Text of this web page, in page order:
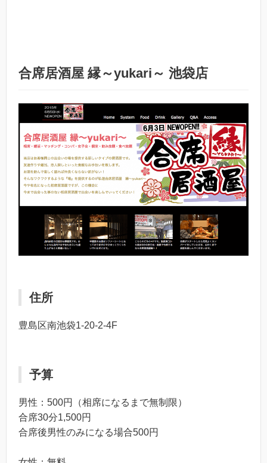
合席居酒屋 縁～yukari～ 池袋店
住所
豊島区南池袋1-20-2-4F
予算
男性：500円（相席になるまで無制限）
合席30分1,500円
合席後男性のみになる場合500円